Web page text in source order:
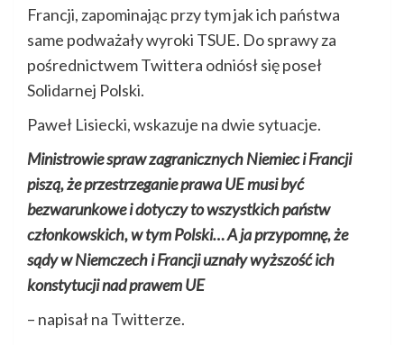
Francji, zapominając przy tym jak ich państwa
same podważały wyroki TSUE. Do sprawy za
pośrednictwem Twittera odniósł się poseł
Solidarnej Polski.
Paweł Lisiecki, wskazuje na dwie sytuacje.
Ministrowie spraw zagranicznych Niemiec i Francji
piszą, że przestrzeganie prawa UE musi być
bezwarunkowe i dotyczy to wszystkich państw
członkowskich, w tym Polski… A ja przypomnę, że
sądy w Niemczech i Francji uznały wyższość ich
konstytucji nad prawem UE
– napisał na Twitterze.